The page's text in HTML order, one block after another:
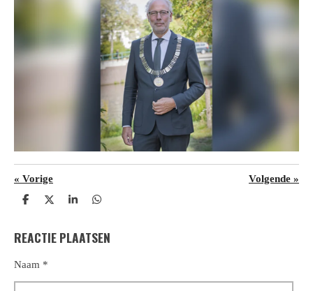
« Vorige Volgende »
D
e
n
D
l
S
r
e
D
e
n
REACTIE PLAATSEN
Naam *